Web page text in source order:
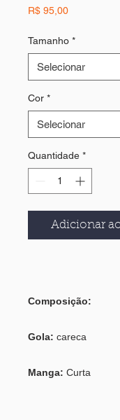
R$ 95,00Preço
Tamanho *
Cor *
Quantidade *
Adicionar
Composição:
Gola: careca
Manga: Curta